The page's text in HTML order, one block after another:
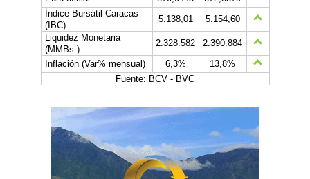
Índice Bursátil Caracas
(IBC)
5.138,01
5.154,60
Liquidez Monetaria
(MMBs.)
2.328.582
2.390.884
Inflación (Var% mensual)
6,3%
13,8%
Fuente: BCV - BVC